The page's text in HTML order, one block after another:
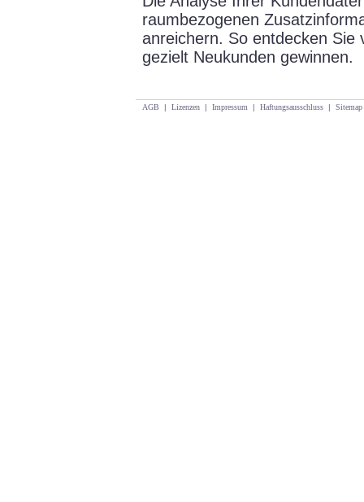
raumbezogenen
anreichern. So entdecken Sie
gezielt Neukunden gewinnen.
AGB | Lizenzen | Impressum | Haftungsausschluss | Sitemap